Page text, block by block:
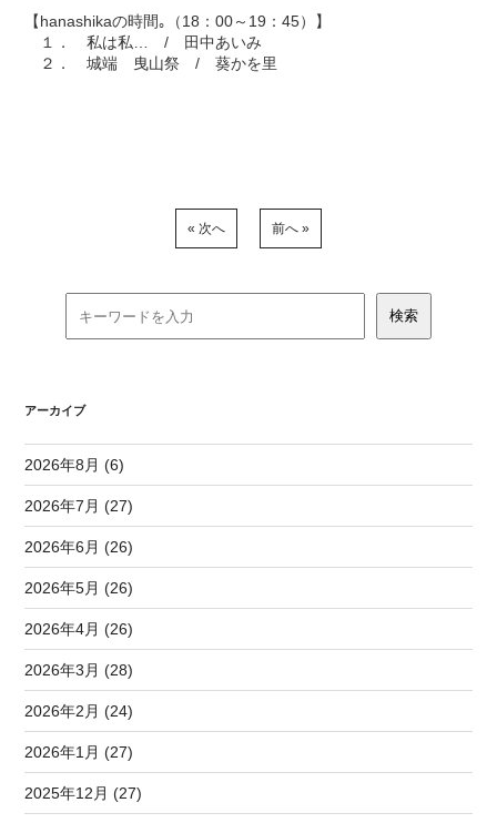
【hanashikaの時間｡（18：00～19：45）】
１． 私は私… / 田中あいみ
２． 城端 曳山祭 / 葵かを里
« 次へ 前へ »
アーカイブ
2026年8月 (6)
2026年7月 (27)
2026年6月 (26)
2026年5月 (26)
2026年4月 (26)
2026年3月 (28)
2026年2月 (24)
2026年1月 (27)
2025年12月 (27)